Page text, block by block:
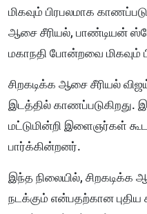
மிகவும் பிரபலமாக
ஆசை சீரியல், பாண்டியன்
மகாநதி போன்றவை மிகவும்
சிறகடிக்க ஆசை சீரியல் விஜய்
இடத்தில் காணப்படுகிறது.
மட்டுமின்றி இளைஞர்கள் கூட
பார்க்கின்றனர்.
இந்த நிலையில், சிறகடிக்க
நடக்கும் என்பதற்கான